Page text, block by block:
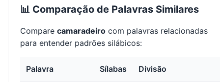
📊 Comparação de Palavras Similares
Compare camaradeiro com palavras relacionadas
para entender padrões silábicos:
Palavra Sílabas Divisão